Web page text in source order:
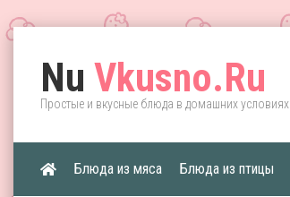
Nu Vkusno.Ru
Простые и вкусные блюда в домашних условиях
Блюда из мяса Блюда из птицы